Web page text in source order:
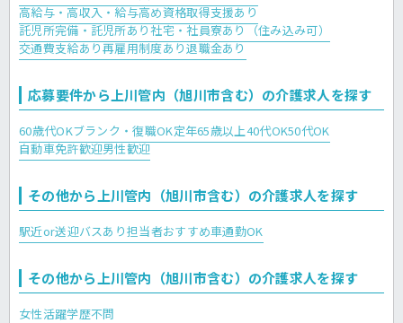
高給与・高収入・給与高め資格取得支援あり
託児所完備・託児所あり社宅・社員寮あり（住み込み可）
交通費支給あり再雇用制度あり退職金あり
応募要件から上川管内（旭川市含む）の介護求人を探す
60歳代OKブランク・復職OK定年65歳以上40代OK50代OK
自動車免許歓迎男性歓迎
その他から上川管内（旭川市含む）の介護求人を探す
駅近or送迎バスあり担当者おすすめ車通勤OK
その他から上川管内（旭川市含む）の介護求人を探す
女性活躍学歴不問